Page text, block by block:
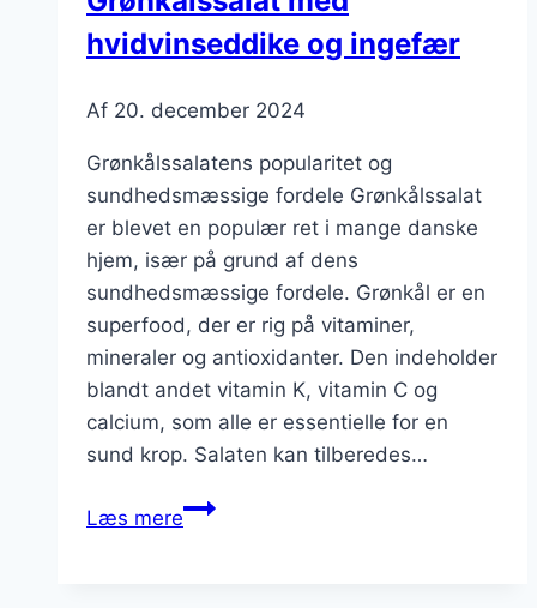
hvidvinseddike og ingefær
Af 20. december 2024
Grønkålssalatens popularitet og
sundhedsmæssige fordele Grønkålssalat
er blevet en populær ret i mange danske
hjem, især på grund af dens
sundhedsmæssige fordele. Grønkål er en
superfood, der er rig på vitaminer,
mineraler og antioxidanter. Den indeholder
blandt andet vitamin K, vitamin C og
calcium, som alle er essentielle for en
sund krop. Salaten kan tilberedes…
Læs mereGrønkålssalat